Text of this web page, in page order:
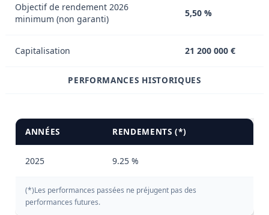
Objectif de rendement 2026
minimum (non garanti)
5,50 %
Capitalisation 21 200 000 €
PERFORMANCES HISTORIQUES
ANNÉES RENDEMENTS (*)
2025 9.25 %
(*)Les performances passées ne préjugent pas des
performances futures.